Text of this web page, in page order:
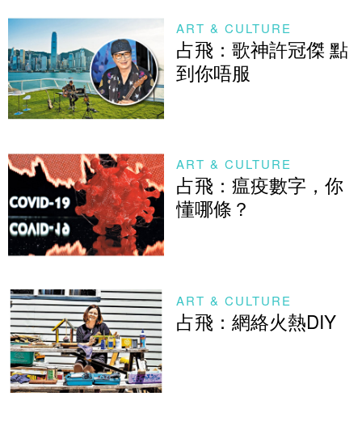
ART & CULTURE
占飛：歌神許冠傑 點
到你唔服
ART & CULTURE
占飛：瘟疫數字，你
懂哪條？
ART & CULTURE
占飛：網絡火熱DIY